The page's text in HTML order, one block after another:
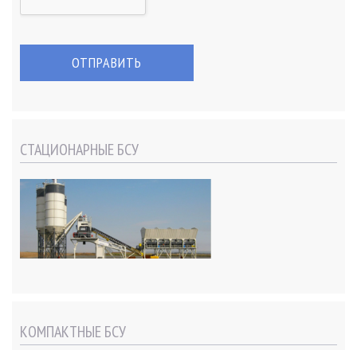
СТАЦИОНАРНЫЕ БСУ
КОМПАКТНЫЕ БСУ